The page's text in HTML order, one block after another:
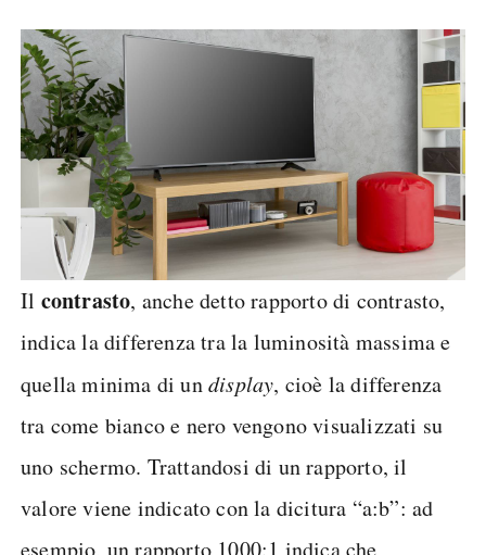
Il contrasto, anche detto rapporto di contrasto,
indica la differenza tra la luminosità massima e
quella minima di undisplay, cioè la differenza
tra come bianco e nero vengono visualizzati su
uno schermo. Trattandosi di un rapporto, il
valore viene indicato con la dicitura “a:b”: ad
esempio, un rapporto 1000:1 indica che